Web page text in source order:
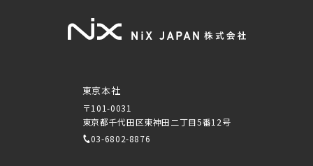
東京本社
〒101-0031
東京都千代田区東神田二丁目5番12号
03-6802-8876